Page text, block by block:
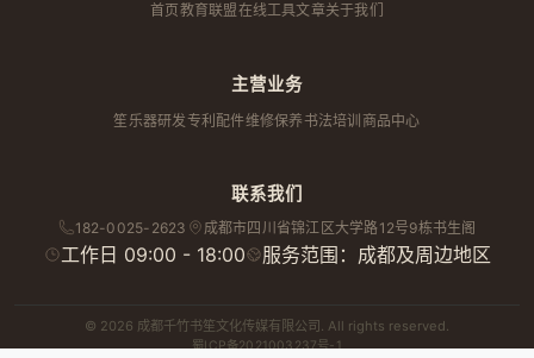
首页教育联盟在线工具文章关于我们
主营业务
笙乐器研发专利配件维修保养 书法培训 商品中心
联系我们
182-0025-2623 成都市四川省锦江区大学路12号9栋书生阁
工作日 09:00 - 18:00 服务范围：成都及周边地区
© 2026 成都千竹书笙文化传媒有限公司. All rights reserved.
蜀ICP备2021003237号-1